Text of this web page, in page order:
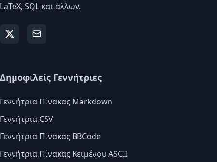
LaTeX, SQL και άλλων.
Δημοφιλείς Γεννήτριες
Γεννήτρια Πίνακας Markdown
Γεννήτρια CSV
Γεννήτρια Πίνακας BBCode
Γεννήτρια Πίνακας Κειμένου ASCII